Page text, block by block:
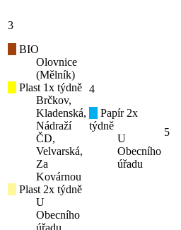
3
BIO
Olovnice
(Mělník)
Plast 1x týdně
Brčkov,
Kladenská,
Nádraží
ČD,
Velvarská,
Za
Kovárnou
Plast 2x týdně
U
Obecního
4
Papír 2x
týdně
U
Obecního
úřadu
5